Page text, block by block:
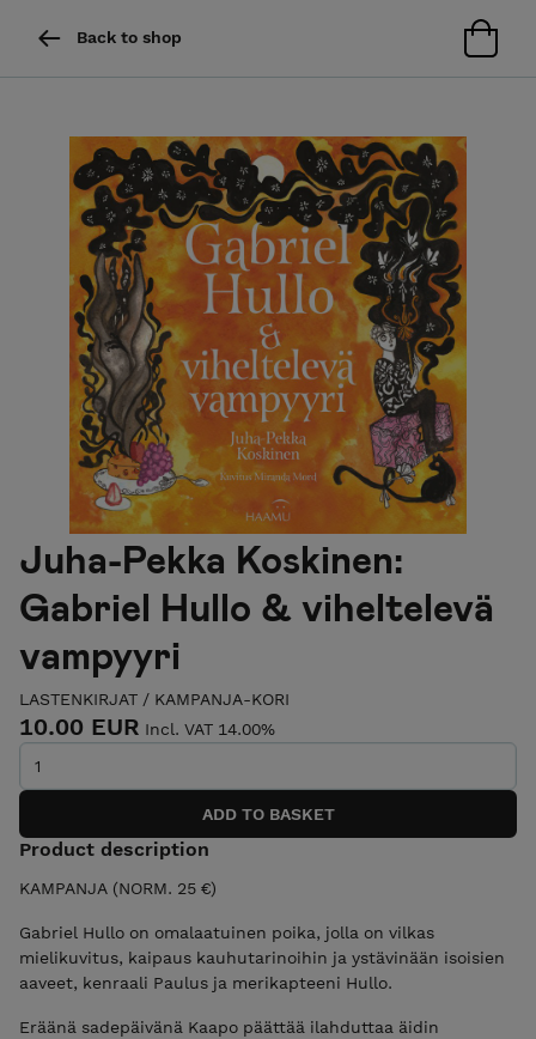
Back to shop
Juha-Pekka Koskinen:
Gabriel Hullo & viheltelevä
vampyyri
LASTENKIRJAT / KAMPANJA-KORI
10.00 EUR Incl. VAT 14.00%
Product description
KAMPANJA (NORM. 25 €)
Gabriel Hullo on omalaatuinen poika, jolla on vilkas
mielikuvitus, kaipaus kauhutarinoihin ja ystävinään isoisien
aaveet, kenraali Paulus ja merikapteeni Hullo.
Eräänä sadepäivänä Kaapo päättää ilahduttaa äidin